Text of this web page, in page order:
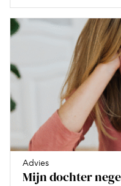
Advies
Mijn dochter